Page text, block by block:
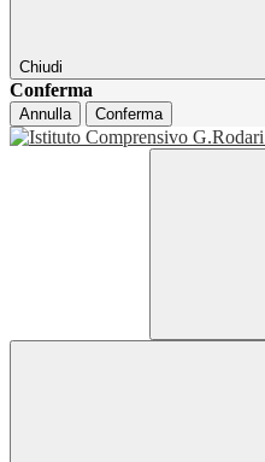
Chiudi
Conferma
Annulla Conferma